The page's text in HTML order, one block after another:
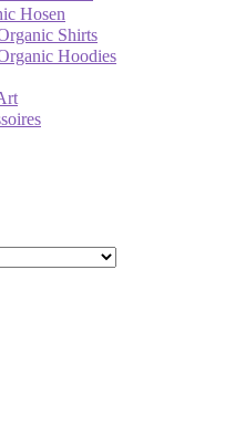
Hosen
Shirts
Hoodies